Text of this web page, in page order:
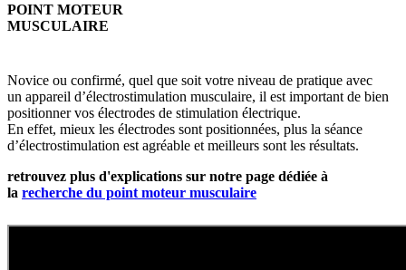
POINT MOTEUR
MUSCULAIRE
Novice ou confirmé, quel que soit votre niveau de pratique avec
un appareil d’électrostimulation musculaire, il est important de bien
positionner vos électrodes de stimulation électrique.
En effet, mieux les électrodes sont positionnées, plus la séance
d’électrostimulation est agréable et meilleurs sont les résultats.
retrouvez plus d'explications sur notre page dédiée à
la recherche du point moteur musculaire